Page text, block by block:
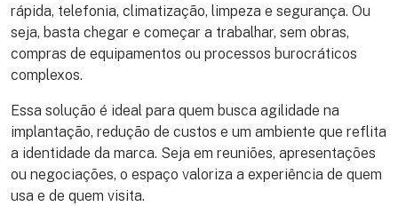
rápida, telefonia, climatização, limpeza e segurança. Ou
seja, basta chegar e começar a trabalhar, sem obras,
compras de equipamentos ou processos burocráticos
complexos.
Essa solução é ideal para quem busca agilidade na
implantação, redução de custos e um ambiente que reflita
a identidade da marca. Seja em reuniões, apresentações
ou negociações, o espaço valoriza a experiência de quem
usa e de quem visita.